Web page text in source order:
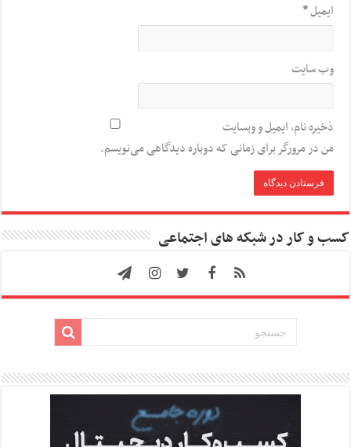
ایمیل*
وب‌ سایت
ذخیره نام، ایمیل و وبسایت
من در مرورگر برای زمانی که دوباره دیدگاهی می‌نویسم.
کسب و کار در شبکه های اجتماعی